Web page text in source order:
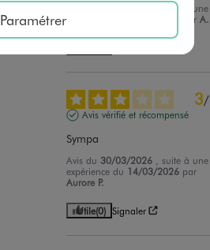
, suite à une
par
3/
Avis vérifié et récompensé
Sympa
Avis du 30/03/2026
, suite à une
expérience du 14/03/2026 par
Aurore P.
Utile(0) Signaler
Paramétrer